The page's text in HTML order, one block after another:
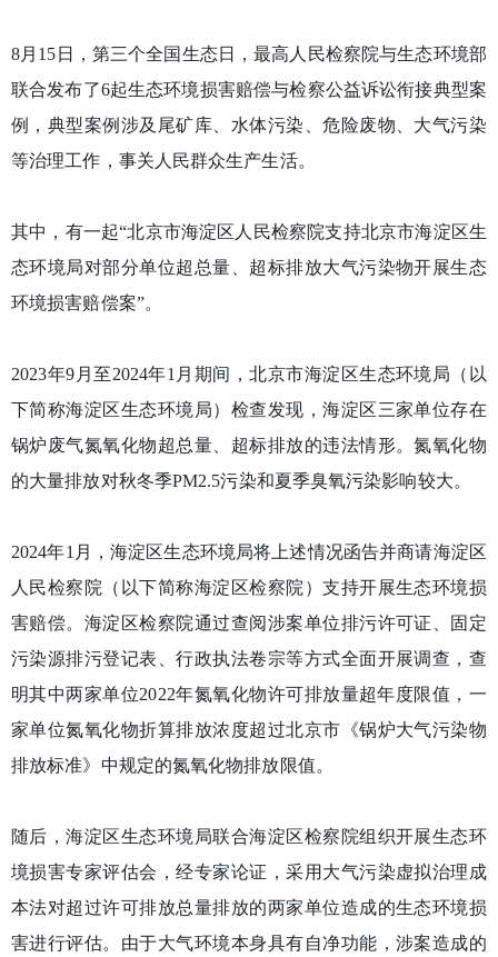
8月15日，第三个全国生态日，最高人民检察院与生态环境部
联合发布了6起生态环境损害赔偿与检察公益诉讼衔接典型案
例，典型案例涉及尾矿库、水体污染、危险废物、大气污染
等治理工作，事关人民群众生产生活。
其中，有一起“北京市海淀区人民检察院支持北京市海淀区生
态环境局对部分单位超总量、超标排放大气污染物开展生态
环境损害赔偿案”。
2023年9月至2024年1月期间，北京市海淀区生态环境局（以
下简称海淀区生态环境局）检查发现，海淀区三家单位存在
锅炉废气氮氧化物超总量、超标排放的违法情形。氮氧化物
的大量排放对秋冬季PM2.5污染和夏季臭氧污染影响较大。
2024年1月，海淀区生态环境局将上述情况函告并商请海淀区
人民检察院（以下简称海淀区检察院）支持开展生态环境损
害赔偿。海淀区检察院通过查阅涉案单位排污许可证、固定
污染源排污登记表、行政执法卷宗等方式全面开展调查，查
明其中两家单位2022年氮氧化物许可排放量超年度限值，一
家单位氮氧化物折算排放浓度超过北京市《锅炉大气污染物
排放标准》中规定的氮氧化物排放限值。
随后，海淀区生态环境局联合海淀区检察院组织开展生态环
境损害专家评估会，经专家论证，采用大气污染虚拟治理成
本法对超过许可排放总量排放的两家单位造成的生态环境损
害进行评估。由于大气环境本身具有自净功能，涉案造成的